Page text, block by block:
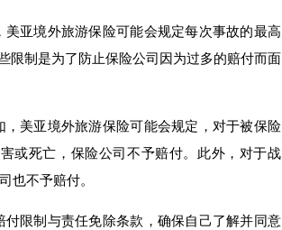
亚境外旅游保险可能会规定每次事故的最高
限制是为了防止保险公司因为过多的赔付而面
美亚境外旅游保险可能会规定，对于被保险
或死亡，保险公司不予赔付。此外，对于战
不予赔付。
限制与责任免除条款，确保自己了解并同意